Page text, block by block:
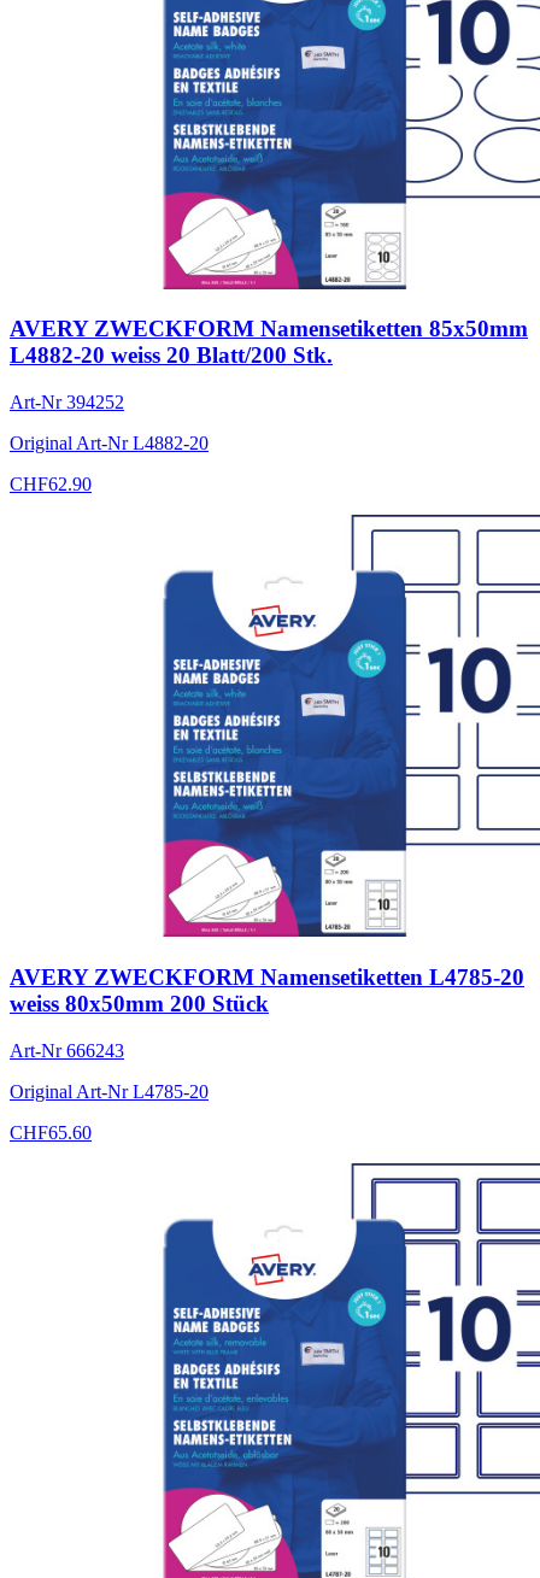
AVERY ZWECKFORM Namensetiketten 85x50mm
L4882-20 weiss 20 Blatt/200 Stk.
Art-Nr394252
Original Art-NrL4882-20
CHF62.90
AVERY ZWECKFORM Namensetiketten L4785-20
weiss 80x50mm 200 Stück
Art-Nr666243
Original Art-NrL4785-20
CHF65.60